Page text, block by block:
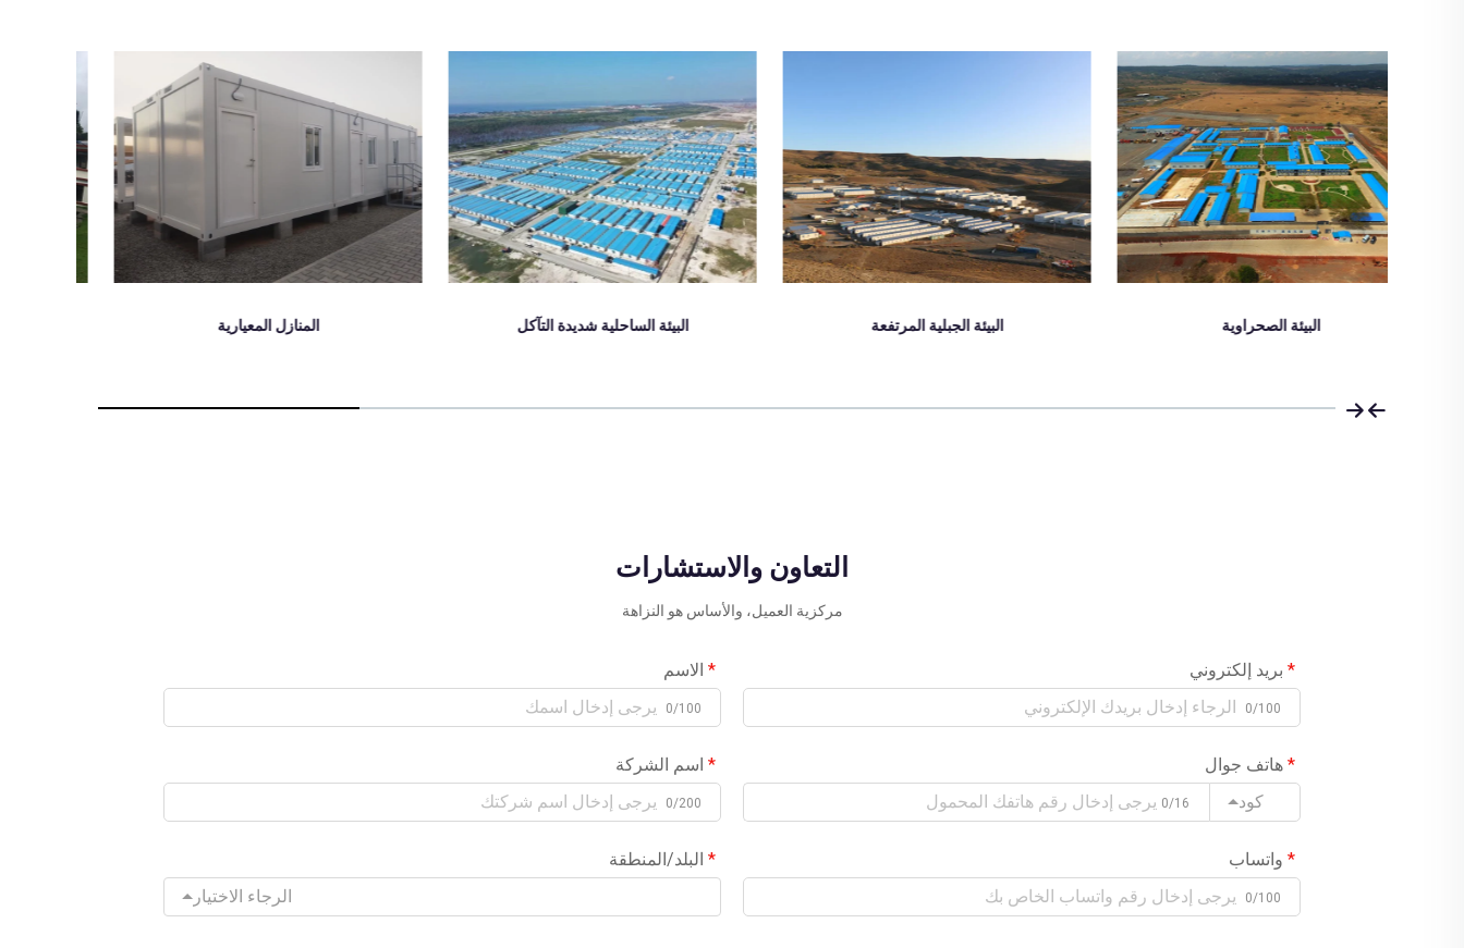
البيئة الجبلية المرتفعة البيئة الساحلية شديدة التآكل المنازل المعيارية منزل مصنوع من قبل
التعاون والاستشارات
مركزية العميل، والأساس هو النزاهة
بريد إلكتروني
0/100
الاسم
0/100
هاتف جوال
كود
0/16
اسم الشركة
0/200
واتساب
0/100
البلد/المنطقة
الرجاء الاختيار